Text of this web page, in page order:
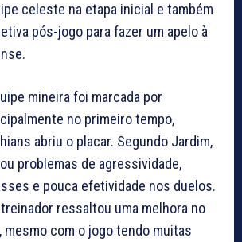
celeste na etapa inicial e também
pós-jogo para fazer um apelo à
mineira foi marcada por
no primeiro tempo,
abriu o placar. Segundo Jardim,
problemas de agressividade,
e pouca efetividade nos duelos.
ressaltou uma melhora no
mesmo com o jogo tendo muitas